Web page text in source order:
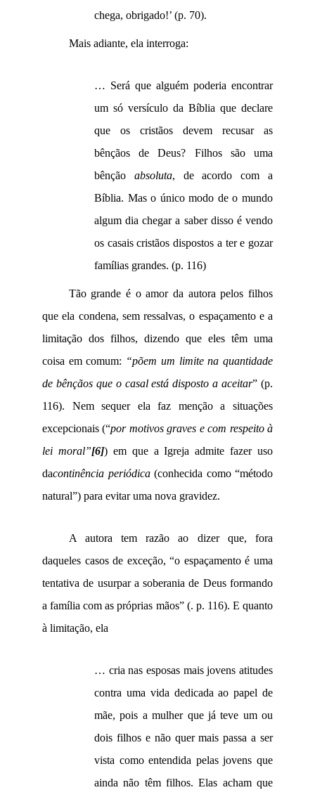
chega, obrigado!’ (p. 70).
Mais adiante, ela interroga:
… Será que alguém poderia encontrar
um só versículo da Bíblia que declare
que os cristãos devem recusar as
bênçãos de Deus? Filhos são uma
bênção absoluta, de acordo com a
Bíblia. Mas o único modo de o mundo
algum dia chegar a saber disso é vendo
os casais cristãos dispostos a ter e gozar
famílias grandes. (p. 116)
Tão grande é o amor da autora pelos filhos
que ela condena, sem ressalvas, o espaçamento e a
limitação dos filhos, dizendo que eles têm uma
coisa em comum: “põem um limite na quantidade
de bênçãos que o casal está disposto a aceitar” (p.
116). Nem sequer ela faz menção a situações
excepcionais (“por motivos graves e com respeito à
lei moral”[6]) em que a Igreja admite fazer uso
dacontinência periódica(conhecida como “método
natural”) para evitar uma nova gravidez.
A autora tem razão ao dizer que, fora
daqueles casos de exceção, “o espaçamento é uma
tentativa de usurpar a soberania de Deus formando
a família com as próprias mãos” (. p. 116). E quanto
à limitação, ela
… cria nas esposas mais jovens atitudes
contra uma vida dedicada ao papel de
mãe, pois a mulher que já teve um ou
dois filhos e não quer mais passa a ser
vista como entendida pelas jovens que
ainda não têm filhos. Elas acham que